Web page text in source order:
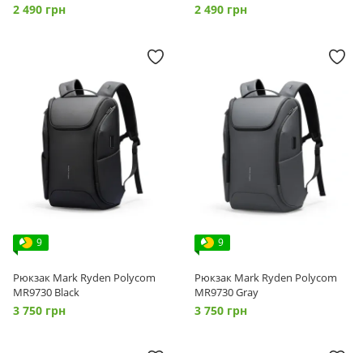
2 490 грн 2 490 грн
9
Рюкзак Mark Ryden Polycom
MR9730 Black
3 750 грн
9
Рюкзак Mark Ryden Polycom
MR9730 Gray
3 750 грн